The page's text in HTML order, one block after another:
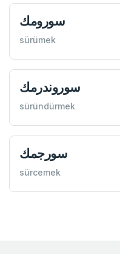
سورومك
sürümek
سوروندرمك
süründürmek
سورجمك
sürcemek